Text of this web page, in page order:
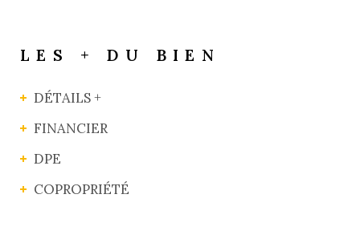
LES + DU BIEN
DÉTAILS +
FINANCIER
DPE
COPROPRIÉTÉ